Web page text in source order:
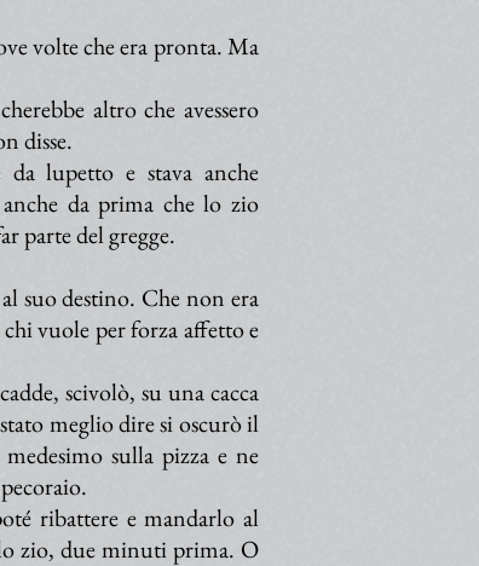
volte che era pronta. Ma
altro che avessero
disse.
lupetto e stava anche
da prima che lo zio
parte del gregge.
suo destino. Che non era
vuole per forza affetto e
scivolò, su una cacca
meglio dire si oscurò il
sulla pizza e ne
ribattere e mandarlo al
zio, due minuti prima. O